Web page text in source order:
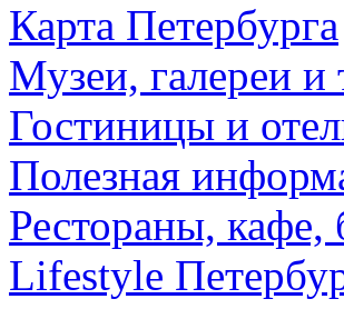
Карта Петербурга
Музеи, галереи и
Гостиницы и
Полезная
Рестораны,
Lifestyle